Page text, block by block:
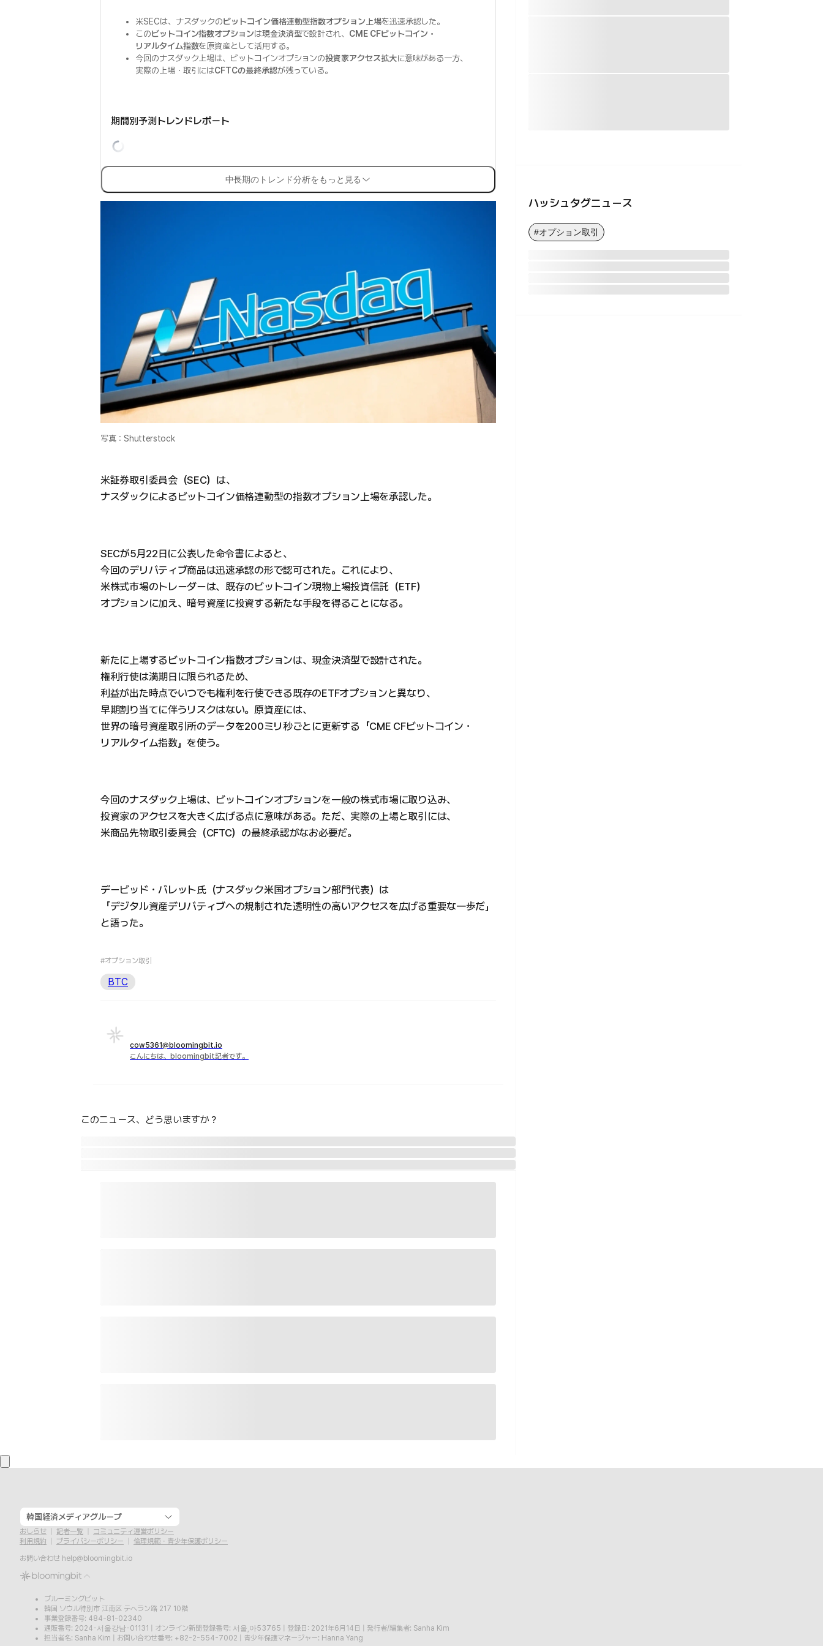
米SECは、ナスダックのビットコイン価格連動型指数オプション上場を迅速承認した。
このビットコイン指数オプションは現金決済型で設計され、 CME CFビットコイン・
リアルタイム指数を原資産として活用する。
今回のナスダック上場は、ビットコインオプションの投資家アクセス拡大に意味がある一方、
実際の上場・取引にはCFTCの最終承認が残っている。
期間別予測トレンドレポート
中長期のトレンド分析をもっと見る
写真：Shutterstock
米証券取引委員会（SEC）は、
ナスダックによるビットコイン価格連動型の指数オプション上場を承認した。
SECが5月22日に公表した命令書によると、
今回のデリバティブ商品は迅速承認の形で認可された。これにより、
米株式市場のトレーダーは、既存のビットコイン現物上場投資信託（ETF）
オプションに加え、暗号資産に投資する新たな手段を得ることになる。
新たに上場するビットコイン指数オプションは、現金決済型で設計された。
権利行使は満期日に限られるため、
利益が出た時点でいつでも権利を行使できる既存のETFオプションと異なり、
早期割り当てに伴うリスクはない。原資産には、
世界の暗号資産取引所のデータを200ミリ秒ごとに更新する「CME CFビットコイン・
リアルタイム指数」を使う。
今回のナスダック上場は、ビットコインオプションを一般の株式市場に取り込み、
投資家のアクセスを大きく広げる点に意味がある。ただ、実際の上場と取引には、
米商品先物取引委員会（CFTC）の最終承認がなお必要だ。
デービッド・バレット氏（ナスダック米国オプション部門代表）は
「デジタル資産デリバティブへの規制された透明性の高いアクセスを広げる重要な一歩だ」
と語った。
#オプション取引
BTC
cow5361@bloomingbit.io
こんにちは、bloomingbit記者です。
このニュース、どう思いますか？
ハッシュタグニュース
#オプション取引
韓国経済メディアグループ
おしらせ 記者一覧
コミュニティ運営ポリシー
利用規約
プライバシーポリシー
倫理規範・青少年保護ポリシー
お問い合わせ help@bloomingbit.io
ブルーミングビット
韓国 ソウル特別市 江南区 テヘラン路 217 10階
事業登録番号: 484-81-02340
通販番号: 2024-서울강남-01131
オンライン新聞登録番号: 서울,아53765 登録日: 2021年6月14日
発行者/編集者: Sanha Kim
担当者名: Sanha Kim
お問い合わせ番号: +82-2-554-7002 青少年保護マネージャー: Hanna Yang